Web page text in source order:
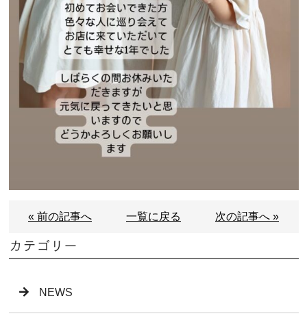
« 前の記事へ 一覧に戻る 次の記事へ »
カテゴリー
NEWS